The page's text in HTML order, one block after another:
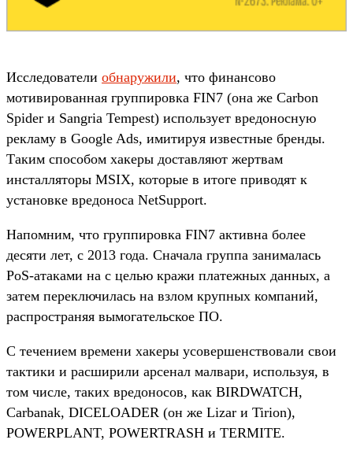
Исследователи обнаружили, что финансово
мотивированная группировка FIN7 (она же Carbon
Spider и Sangria Tempest) использует вредоносную
рекламу в Google Ads, имитируя известные бренды.
Таким способом хакеры доставляют жертвам
инсталляторы MSIX, которые в итоге приводят к
установке вредоноса NetSupport.
Напомним, что группировка FIN7 активна более
десяти лет, с 2013 года. Сначала группа занималась
PoS-атаками на с целью кражи платежных данных, а
затем переключилась на взлом крупных компаний,
распространяя вымогательское ПО.
С течением времени хакеры усовершенствовали свои
тактики и расширили арсенал малвари, используя, в
том числе, таких вредоносов, как BIRDWATCH,
Carbanak, DICELOADER (он же Lizar и Tirion),
POWERPLANT, POWERTRASH и TERMITE.